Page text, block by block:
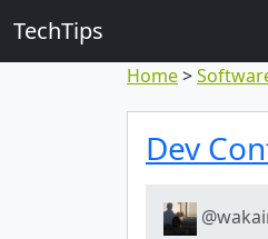
TechTips
Home
対
トピッ
Dev